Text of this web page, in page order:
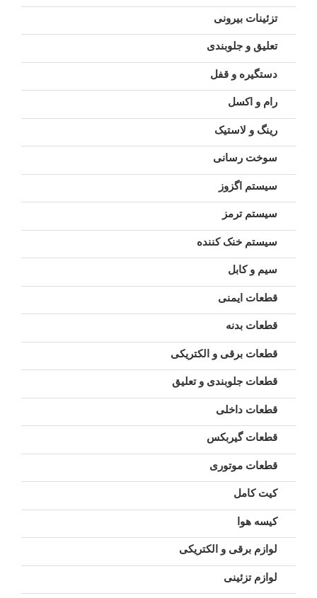
تزئینات بیرونی
تعلیق و جلوبندی
دستگیره و قفل
رام و اکسل
رینگ و لاستیک
سوخت رسانی
سیستم اگزوز
سیستم ترمز
سیستم خنک کننده
سیم و کابل
قطعات ایمنی
قطعات بدنه
قطعات برقی و الکتریکی
قطعات جلوبندی و تعلیق
قطعات داخلی
قطعات گیربکس
قطعات موتوری
کیت کامل
کیسه هوا
لوازم برقی و الکتریکی
لوازم تزئینی